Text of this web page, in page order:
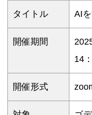
タイトル AI
開催期間
14
開催形式